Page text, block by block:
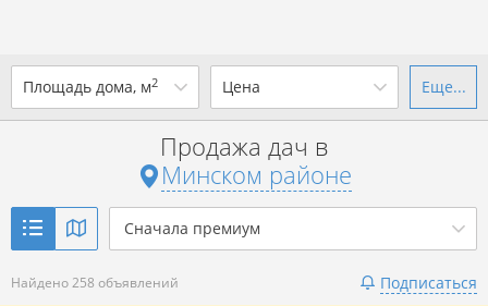
Площадь дома, м2
до
Показать 258 объявлений
Цена
от до
р. за всё
Показать 258 объявлений
Еще...
Продажа дач в
Минском районе
Сначала премиум
Найдено 258 объявлений Подписаться
Ваш город -district Минский
Выбрать город